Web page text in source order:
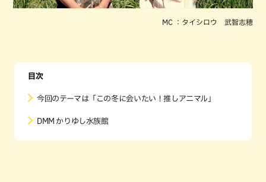
MC ：タイシロウ 武智志穂
目次
今回のテーマは「この冬に会いたい！推しアニマル」
DMM かりゆし水族館